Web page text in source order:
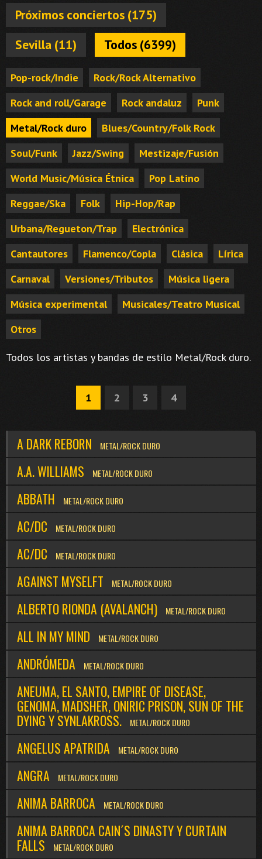
Próximos conciertos (175)
Sevilla (11)
Todos (6399)
Pop-rock/Indie
Rock/Rock Alternativo
Rock and roll/Garage
Rock andaluz
Punk
Metal/Rock duro
Blues/Country/Folk Rock
Soul/Funk
Jazz/Swing
Mestizaje/Fusión
World Music/Música Étnica
Pop Latino
Reggae/Ska
Folk
Hip-Hop/Rap
Urbana/Regueton/Trap
Electrónica
Cantautores
Flamenco/Copla Clásica
Lírica
Carnaval
Versiones/Tributos
Música ligera
Música experimental
Musicales/Teatro Musical
Otros
Todos los artistas y bandas de estilo Metal/Rock duro.
1 2 3 4
A DARK REBORN METAL/ROCK DURO
A.A. WILLIAMS METAL/ROCK DURO
ABBATH METAL/ROCK DURO
AC/DC METAL/ROCK DURO
AC/DC METAL/ROCK DURO
AGAINST MYSELFT METAL/ROCK DURO
ALBERTO RIONDA (AVALANCH) METAL/ROCK DURO
ALL IN MY MIND METAL/ROCK DURO
ANDRÓMEDA METAL/ROCK DURO
ANEUMA, EL SANTO, EMPIRE OF DISEASE,
GENOMA, MADSHER, ONIRIC PRISON, SUN OF THE
DYING Y SYNLAKROSS. METAL/ROCK DURO
ANGELUS APATRIDA METAL/ROCK DURO
ANGRA METAL/ROCK DURO
ANIMA BARROCA METAL/ROCK DURO
ANIMA BARROCA CAIN´S DINASTY Y CURTAIN
FALLS METAL/ROCK DURO